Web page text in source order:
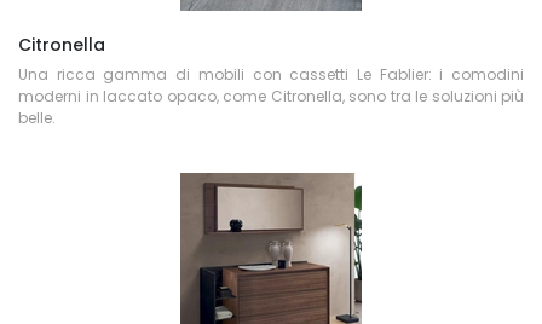
Citronella
Una ricca gamma di mobili con cassetti Le Fablier: i comodini
moderni in laccato opaco, come Citronella, sono tra le soluzioni più
belle.